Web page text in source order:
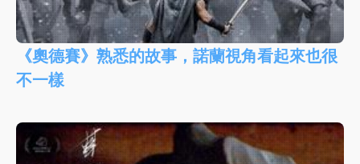
《奧德賽》熟悉的故事，諾蘭視角看起來也很
不一樣